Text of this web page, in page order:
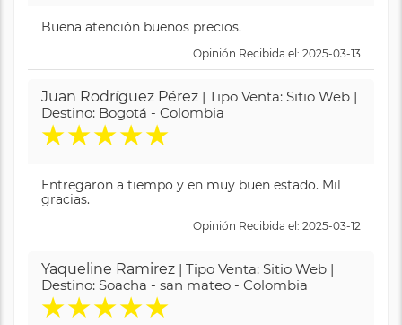
Buena atención buenos precios.
Opinión Recibida el: 2025-03-13
Juan Rodríguez Pérez | Tipo Venta: Sitio Web |
Destino: Bogotá - Colombia
★★★★★
Entregaron a tiempo y en muy buen estado. Mil
gracias.
Opinión Recibida el: 2025-03-12
Yaqueline Ramirez | Tipo Venta: Sitio Web |
Destino: Soacha - san mateo - Colombia
★★★★★